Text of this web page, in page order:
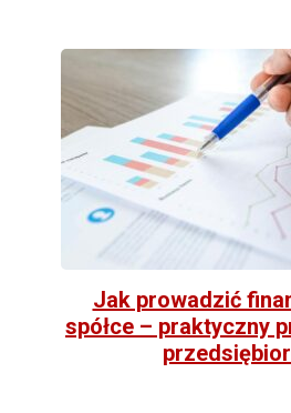
Jak prowadzić
spółce – praktyczny